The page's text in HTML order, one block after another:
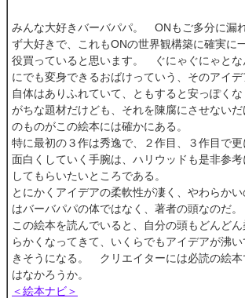
みんな大好きバーバパパ。 ONもご多分に漏
ず大好きで、これもONの世界観構築に確実に
役買っていると思います。 ぐにゃぐにゃとな
にでも変身できるおばけっていう、そのアイデ
自体はありふれていて、ともすると安っぽくな
がちな題材だけども、それを陳腐にさせないだ
のものがこの絵本には確かにある。
特に最初の３作は秀逸で、２作目、３作目で更
面白くしていく手腕は、ハリウッドも是非参考
してもらいたいところである。
とにかくアイデアの柔軟性が凄く、やわらかい
はバーバパパの体ではなく、著者の頭なのだ
この絵本を読んでいると、自分の頭もどんどん
らかくなってきて、いくらでもアイデアが沸い
きそうになる。 クリエイターには必読の絵本
はなかろうか。
＜絵本ナビ＞